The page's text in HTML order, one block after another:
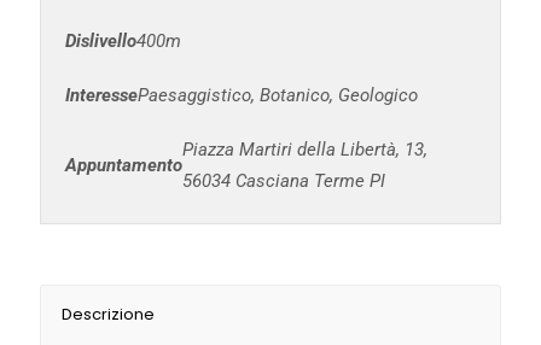
Dislivello400m
InteressePaesaggistico, Botanico, Geologico
Appuntamento
Piazza Martiri della Libertà, 13,
56034 Casciana Terme PI
Descrizione